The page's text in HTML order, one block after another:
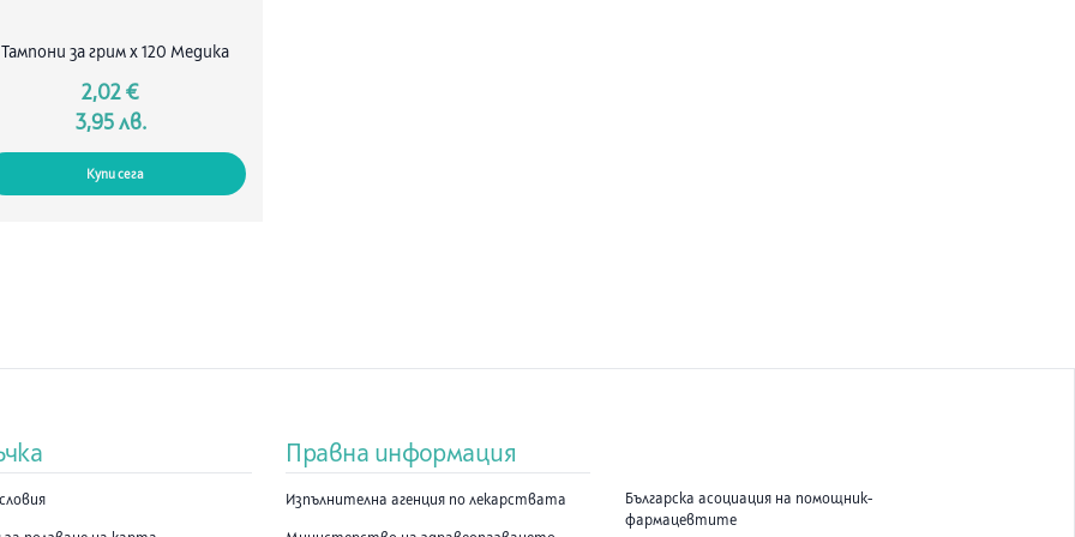
Тампони за грим х 120 Медика
2,02 €
3,95 лв.
Купи сега
Правна информация
Изпълнителна агенция по лекарствата
Българска асоциация на помощник-
фармацевтите